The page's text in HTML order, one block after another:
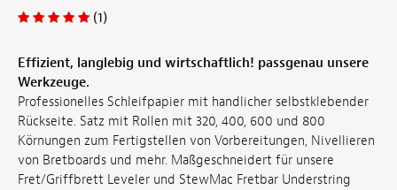
(1)
Effizient, langlebig und wirtschaftlich! passgenau unsere
Werkzeuge.
Professionelles Schleifpapier mit handlicher selbstklebender
Rückseite. Satz mit Rollen mit 320, 400, 600 und 800
Körnungen zum Fertigstellen von Vorbereitungen, Nivellieren
von Bretboards und mehr. Maßgeschneidert für unsere
Fret/Griffbrett Leveler und StewMac Fretbar Understring